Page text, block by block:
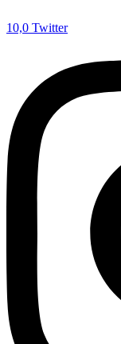
10,0 Twitter